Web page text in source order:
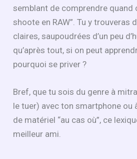
semblant de comprendre quand
shoote en RAW”. Tu y trouveras
claires, saupoudrées d’un peu
qu’après tout, si on peut
pourquoi se priver ?
Bref, que tu sois du genre à
le tuer) avec ton smartphone ou
de matériel “au cas où”, ce
meilleur ami.